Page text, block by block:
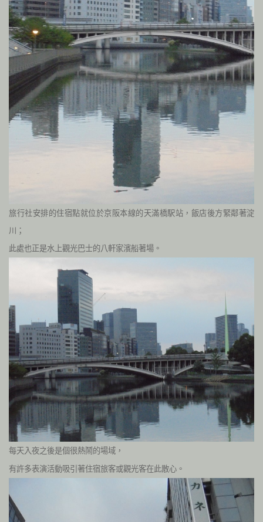
旅行社安排的住宿點就位於京阪本線的天滿橋駅站，飯店後方緊鄰著淀
川；
此處也正是水上觀光巴士的八軒家濱船著場。
每天入夜之後是個很熱鬧的場域，
有許多表演活動吸引著住宿旅客或觀光客在此散心。